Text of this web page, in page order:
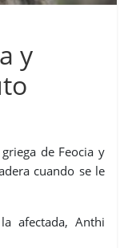
y
de Feocia y
cuando se le
afectada, Anthi